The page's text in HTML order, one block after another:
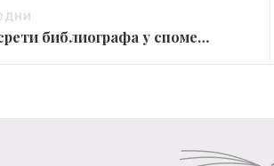
22. Сусрети библиографа у спомен на др Георгија Михаиловића